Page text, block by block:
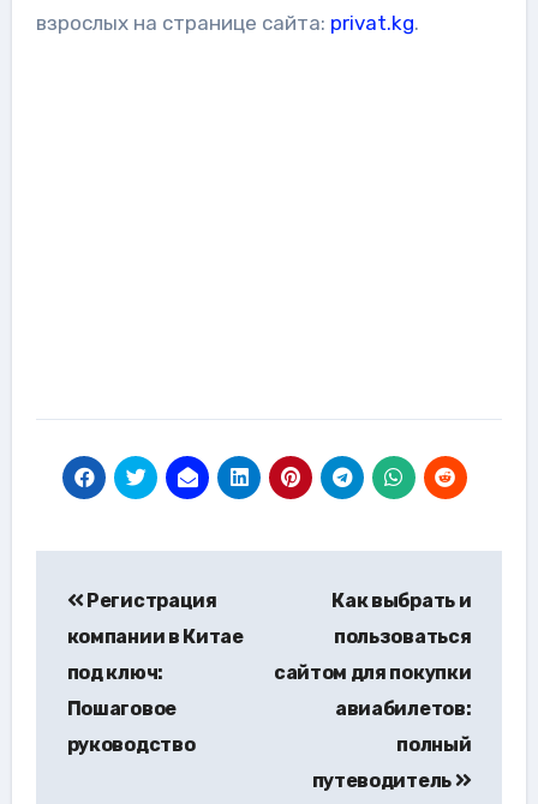
взрослых на странице сайта: privat.kg.
по
записям
Регистрация
компании в Китае
под ключ:
Пошаговое
руководство
Как выбрать и
пользоваться
сайтом для покупки
авиабилетов:
полный
путеводитель